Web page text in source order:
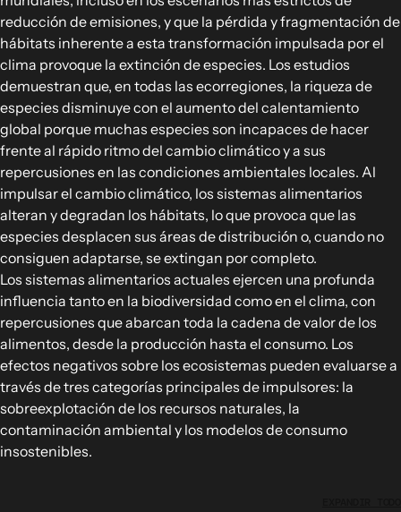
reducción de emisiones, y que la pérdida y fragmentación de
hábitats inherente a esta transformación impulsada por el
clima provoque la extinción de especies. Los estudios
demuestran que, en todas las ecorregiones, la riqueza de
especies disminuye con el aumento del calentamiento
global porque muchas especies son incapaces de hacer
frente al rápido ritmo del cambio climático y a sus
repercusiones en las condiciones ambientales locales. Al
impulsar el cambio climático, los sistemas alimentarios
alteran y degradan los hábitats, lo que provoca que las
especies desplacen sus áreas de distribución o, cuando no
consiguen adaptarse, se extingan por completo.
Los sistemas alimentarios actuales ejercen una profunda
influencia tanto en la biodiversidad como en el clima, con
repercusiones que abarcan toda la cadena de valor de los
alimentos, desde la producción hasta el consumo. Los
efectos negativos sobre los ecosistemas pueden evaluarse a
través de tres categorías principales de impulsores: la
sobreexplotación de los recursos naturales, la
contaminación ambiental y los modelos de consumo
insostenibles.